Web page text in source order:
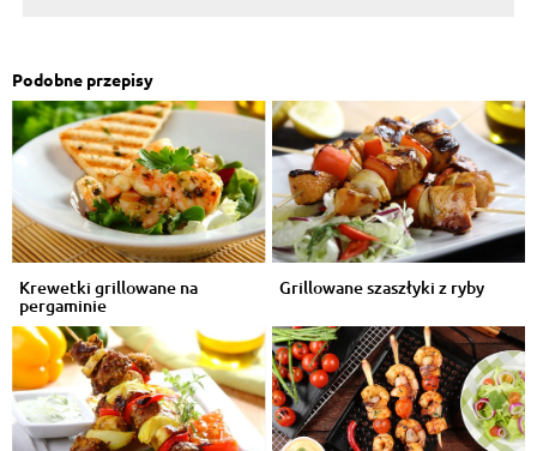
Podobne przepisy
Krewetki grillowane na
pergaminie
Grillowane szaszłyki z ryby